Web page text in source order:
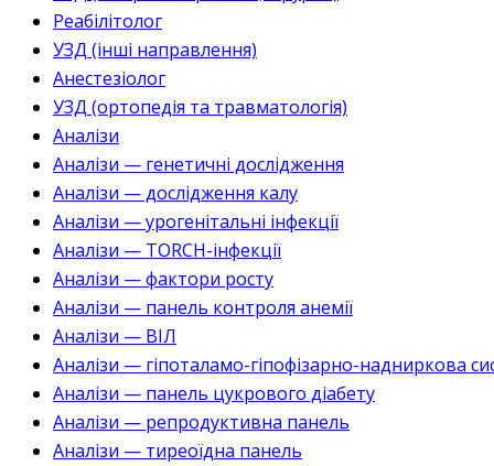
Реабілітолог
УЗД (інші направлення)
Анестезіолог
УЗД (ортопедія та травматологія)
Аналізи
Аналізи — генетичні дослідження
Аналізи — дослідження калу
Аналізи — урогенітальні інфекції
Аналізи — TORCH-інфекції
Аналізи — фактори росту
Аналізи — панель контроля анемії
Аналізи — ВІЛ
Аналізи — гіпоталамо-гіпофізарно-надниркова
Аналізи — панель цукрового діабету
Аналізи — репродуктивна панель
Аналізи — тиреоїдна панель